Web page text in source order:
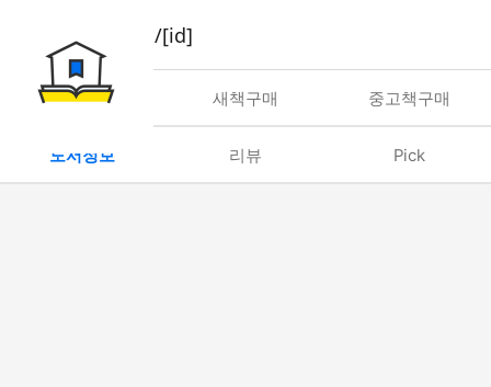
book/rent/[id]
대여 새책구매 중고책구매
도서정보 리뷰 Pick